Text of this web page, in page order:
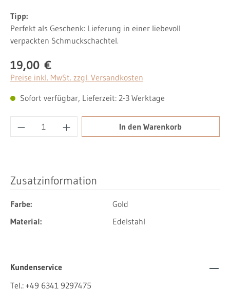
Tipp:
Perfekt als Geschenk: Lieferung in einer liebevoll
verpackten Schmuckschachtel.
Regulärer Preis:
19,00 €
Preise inkl. MwSt. zzgl. Versandkosten
Sofort verfügbar, Lieferzeit: 2-3 Werktage
Produkt Anzahl: Gib den gewünschten
In den Warenkorb
Zusatzinformation
Farbe:
Gold
Material:
Edelstahl
Kundenservice
Tel.: +49 6341 9297475